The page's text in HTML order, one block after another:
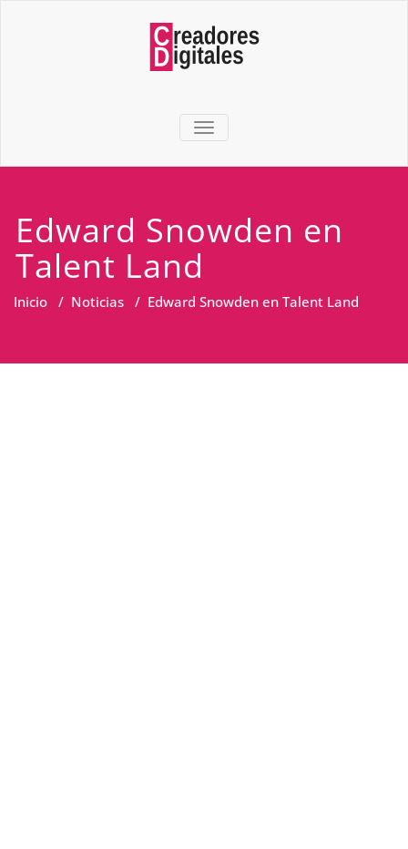
TOGGLE NAVIGATION
Edward Snowden en
Talent Land
Inicio / Noticias / Edward Snowden en Talent Land